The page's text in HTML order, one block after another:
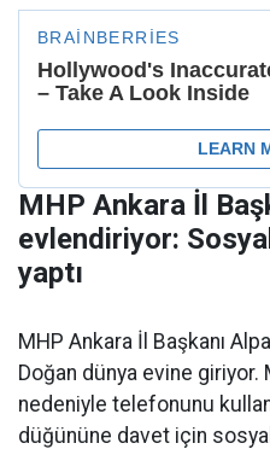
MHP Ankara İl
evlendiriyor:
yaptı
MHP Ankara İl Başkanı
Doğan dünya evine giriyor.
nedeniyle telefonunu
düğününe davet için sosyal